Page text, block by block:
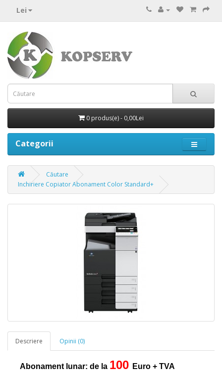
Lei
0 produs(e) - 0,00Lei
Categorii
Căutare
Inchiriere Copiator Abonament Color Standard+
Descriere Opinii (0)
Abonament lunar: de la 100 Euro + TVA